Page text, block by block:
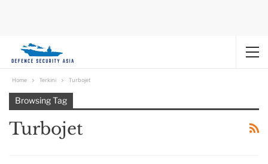
Home Terkini Turbojet
Browsing Tag
Turbojet